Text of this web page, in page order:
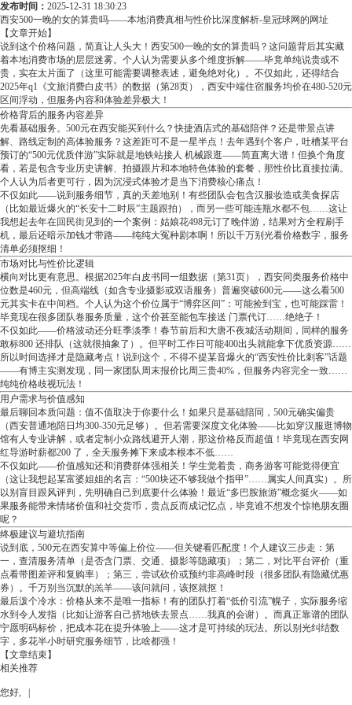
发布时间： 2025-12-31 18:30:23
西安500一晚的女的算贵吗——本地消费真相与性价比深度解析-皇冠球网的网址
【文章开始】
说到这个价格问题，简直让人头大！西安500一晚的女的算贵吗？这问题背后其实藏
着本地消费市场的层层迷雾。个人认为需要从多个维度拆解——毕竟单纯说贵或不
贵，实在太片面了（这里可能需要调整表述，避免绝对化）。不仅如此，还得结合
2025年q1《文旅消费白皮书》的数据（第28页），西安中端住宿服务均价在480-520元
区间浮动，但服务内容和体验差异极大！
价格背后的服务内容差异
先看基础服务。500元在西安能买到什么？快捷酒店式的基础陪伴？还是带景点讲
解、路线定制的高体验服务？这差距可不是一星半点！去年遇到个客户，吐槽某平台
预订的“500元优质伴游”实际就是地铁站接人 机械跟逛——简直离大谱！但换个角度
看，若是包含专业历史讲解、拍摄跟片和本地特色体验的套餐，那性价比直接拉满。
个人认为后者更可行，因为沉浸式体验才是当下消费核心痛点！
不仅如此——说到服务细节，真的天差地别！有些团队会包含汉服妆造或美食探店
（比如最近爆火的“长安十二时辰”主题跟拍），而另一些可能连瓶水都不包……这让
我想起去年在回民街见到的一个案例：姑娘花498元订了晚伴游，结果对方全程刷手
机，最后还暗示加钱才带路——纯纯大冤种剧本啊！所以千万别光看价格数字，服务
清单必须抠细！
市场对比与性价比逻辑
横向对比更有意思。根据2025年白皮书同一组数据（第31页），西安同类服务价格中
位数是460元，但高端线（如含专业摄影或双语服务）普遍突破600元——这么看500
元其实卡在中间档。个人认为这个价位属于“博弈区间”：可能捡到宝，也可能踩雷！
毕竟现在很多团队卷服务质量，这个价甚至能包车接送 门票代订……绝绝子！
不仅如此——价格波动还分旺季淡季！春节前后和大唐不夜城活动期间，同样的服务
敢标800 还排队（这就很抽象了）。但平时工作日可能400出头就能拿下优质资源……
所以时间选择才是隐藏考点！说到这个，不得不提某音爆火的“西安性价比刺客”话题
——有博主实测发现，同一家团队周末报价比周三贵40%，但服务内容完全一致……
纯纯价格歧视玩法！
用户需求与价值感知
最后聊回本质问题：值不值取决于你要什么！如果只是基础陪同，500元确实偏贵
（西安普通地陪日均300-350元足够）。但若需要深度文化体验——比如穿汉服逛博物
馆有人专业讲解，或者定制小众路线避开人潮，那这价格反而超值！毕竟现在西安网
红导游时薪都200 了，全天服务摊下来成本根本不低……
不仅如此——价值感知还和消费群体强相关！学生觉着贵，商务游客可能觉得便宜
（这让我想起某富婆姐姐的名言：“500块还不够我做个指甲”……属实人间真实）。所
以别盲目跟风评判，先明确自己到底要什么体验！最近“多巴胺旅游”概念挺火——如
果服务能带来情绪价值和社交货币，贵点反而成记忆点，毕竟谁不想发个惊艳朋友圈
呢？
终极建议与避坑指南
说到底，500元在西安算中等偏上价位——但关键看匹配度！个人建议三步走：第
一，查清服务清单（是否含门票、交通、摄影等隐藏项）；第二，对比平台评价（重
点看带图差评和复购率）；第三，尝试砍价或预约非高峰时段（很多团队有隐藏优惠
券）。千万别当沉默的羔羊——该问就问，该抠就抠！
最后泼个冷水：价格从来不是唯一指标！有的团队打着“低价引流”幌子，实际服务缩
水到令人发指（比如让游客自己挤地铁去景点……我真的会谢）。而真正靠谱的团队
宁愿明码标价，把成本花在提升体验上——这才是可持续的玩法。所以别光纠结数
字，多花半小时研究服务细节，比啥都强！
【文章结束】
相关推荐
您好, |